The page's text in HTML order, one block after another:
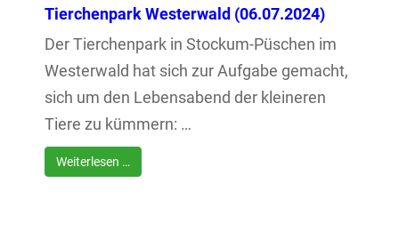
Tierchenpark Westerwald (06.07.2024)
Der Tierchenpark in Stockum-Püschen im
Westerwald hat sich zur Aufgabe gemacht,
sich um den Lebensabend der kleineren
Tiere zu kümmern: …
Weiterlesen …